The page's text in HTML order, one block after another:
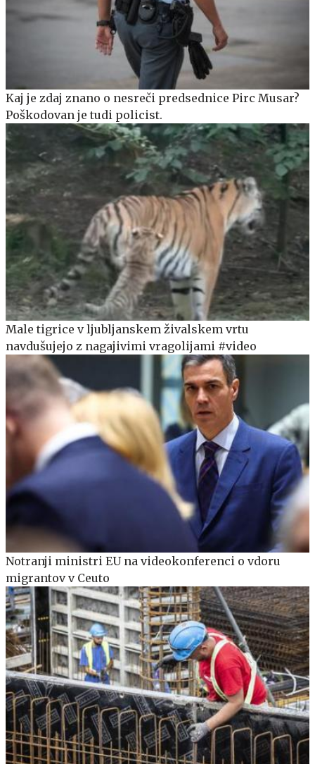
Kaj je zdaj znano o nesreči predsednice Pirc Musar?
Poškodovan je tudi policist.
Male tigrice v ljubljanskem živalskem vrtu
navdušujejo z nagajivimi vragolijami #video
Notranji ministri EU na videokonferenci o vdoru
migrantov v Ceuto